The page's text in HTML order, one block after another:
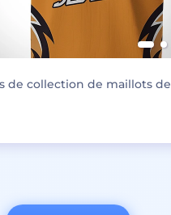
de collection de maillots de